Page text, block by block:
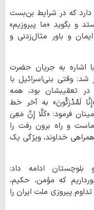
دارد که در شرایط بن‌بست
و بگوید «ما پیروزیم»
و باور مثال‌زدنی و
اشاره به جریان حضرت
شد: وقتی بنی‌اسرائیل با
تعقیبشان بود، همه
لَمُدْرَکُونَ» به آخر خط
فرمود: «کَلَّا إِنَّ مَعِیَ
و راه برون رفت را
خداوند، ویژگی یک
ادامه داد:
که مؤمن، حکیم،
پیروزی ملت ایران را